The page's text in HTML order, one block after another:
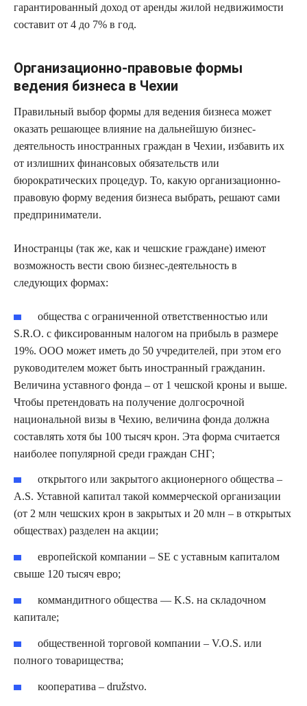
гарантированный доход от аренды жилой недвижимости
составит от 4 до 7% в год.
Организационно-правовые формы
ведения бизнеса в Чехии
Правильный выбор формы для ведения бизнеса может
оказать решающее влияние на дальнейшую бизнес-
деятельность иностранных граждан в Чехии, избавить их
от излишних финансовых обязательств или
бюрократических процедур. То, какую организационно-
правовую форму ведения бизнеса выбрать, решают сами
предприниматели.
Иностранцы (так же, как и чешские граждане) имеют
возможность вести свою бизнес-деятельность в
следующих формах:
общества с ограниченной ответственностью или
S.R.O. с фиксированным налогом на прибыль в размере
19%. ООО может иметь до 50 учредителей, при этом его
руководителем может быть иностранный гражданин.
Величина уставного фонда – от 1 чешской кроны и выше.
Чтобы претендовать на получение долгосрочной
национальной визы в Чехию, величина фонда должна
составлять хотя бы 100 тысяч крон. Эта форма считается
наиболее популярной среди граждан СНГ;
открытого или закрытого акционерного общества –
A.S. Уставной капитал такой коммерческой организации
(от 2 млн чешских крон в закрытых и 20 млн – в открытых
обществах) разделен на акции;
европейской компании – SE с уставным капиталом
свыше 120 тысяч евро;
коммандитного общества — K.S. на складочном
капитале;
общественной торговой компании – V.O.S. или
полного товарищества;
кооператива – družstvo.